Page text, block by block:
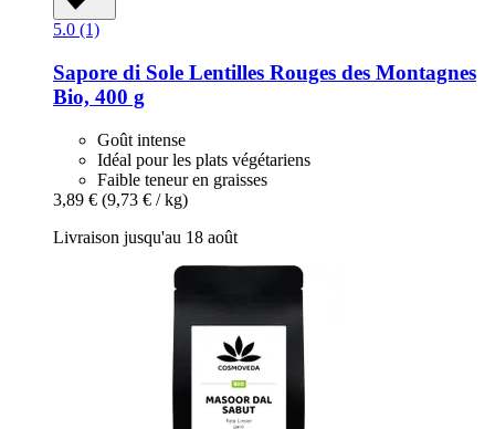
5.0 (1)
Sapore di Sole Lentilles Rouges des Montagnes
Bio, 400 g
Goût intense
Idéal pour les plats végétariens
Faible teneur en graisses
3,89 € (9,73 € / kg)
Livraison jusqu'au 18 août